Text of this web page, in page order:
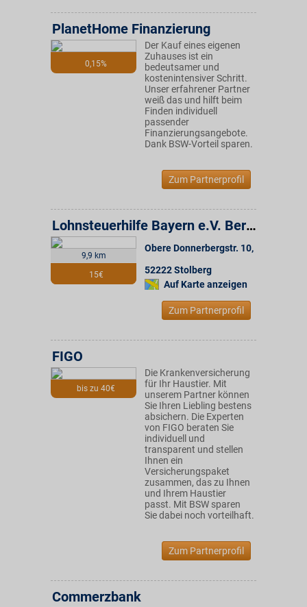
0,15%
PlanetHome Finanzierung
Der Kauf eines eigenen
Zuhauses ist ein
bedeutsamer und
kostenintensiver Schritt.
Unser erfahrener Partner
weiß das und hilft beim
Finden individuell
passender
Finanzierungsangebote.
Dank BSW-Vorteil sparen.
Zum Partnerprofil
9,9 km
15€
Lohnsteuerhilfe Bayern e.V. Beratungsstelle
Obere Donnerbergstr. 10,
52222Stolberg
Auf Karte anzeigen
Zum Partnerprofil
bis zu 40€
FIGO
Die Krankenversicherung
für Ihr Haustier. Mit
unserem Partner können
Sie Ihren Liebling bestens
absichern. Die Experten
von FIGO beraten Sie
individuell und
transparent und stellen
Ihnen ein
Versicherungspaket
zusammen, das zu Ihnen
und Ihrem Haustier
passt. Mit BSW sparen
Sie dabei noch vorteilhaft.
Zum Partnerprofil
Commerzbank